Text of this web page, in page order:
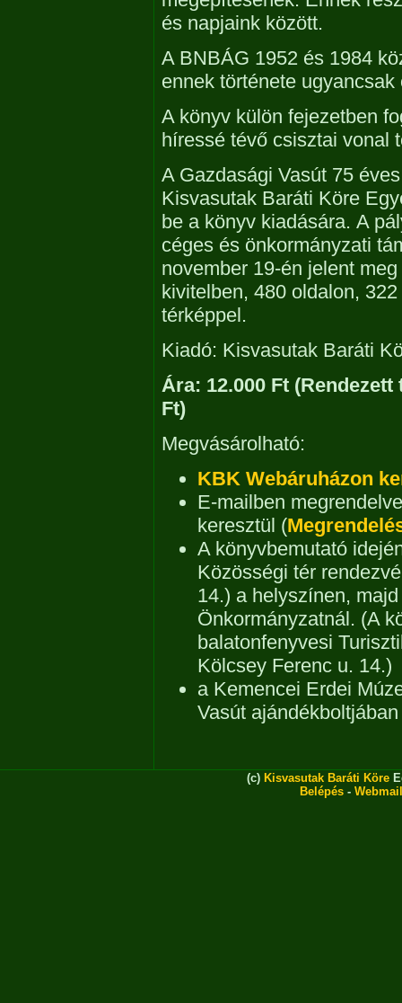
és napjaink között.
A BNBÁG 1952 és 1984
ennek története
A könyv külön fejezetben
híressé tévő csisztai vonal
A Gazdasági Vasút 75
Kisvasutak Baráti Köre
be a könyv kiadására. A
céges és önkormányzati
november 19-én jelent
kivitelben, 480 oldalon,
térképpel.
Kiadó: Kisvasutak Baráti
Ára: 12.000 Ft
Ft)
Megvásárolható:
KBK Webáruházon
E-mailben
keresztül (
A könyvbemutató
Közösségi tér
14.) a helyszínen,
Önkormányzatnál. (A
balatonfenyvesi
Kölcsey Ferenc u. 14.)
a Kemencei Erdei
Vasút ajándékboltjában
(c) Kisvasutak Baráti Köre
Belépés - Webmail